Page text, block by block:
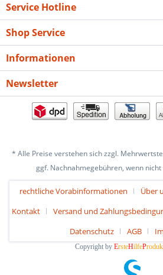
Service Hotline
Shop Service
Informationen
Newsletter
* Alle Preise verstehen sich zzgl.
ggf. Nachnahmegebühren, wenn
rechtliche Vorabinformationen Über
Kontakt
Versand und
Datenschutz
AGB
Copyright by ErsteHilfeP